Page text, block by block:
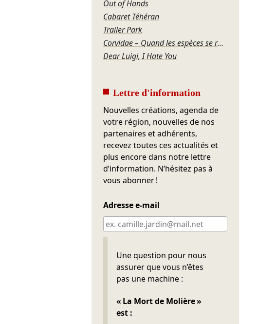
Out of Hands
Cabaret Téhéran
Trailer Park
Corvidae – Quand les espèces se regardent
Dear Luigi, I Hate You
Lettre d'information
Nouvelles créations, agenda de
votre région, nouvelles de nos
partenaires et adhérents,
recevez toutes ces actualités et
plus encore dans notre lettre
d’information. N’hésitez pas à
vous abonner !
Adresse e-mail
Une question pour nous
assurer que vous n’êtes
pas une machine :
« La Mort de Molière »
est :
Ne pas remplir